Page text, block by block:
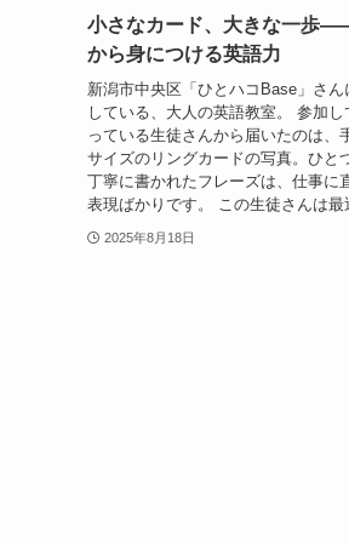
小さなカード、大きな一歩
から身につける英語力
新潟市中央区「ひとハコBase」さん
している、大人の英語教室。 参加し
っている生徒さんから届いたのは、
サイズのリングカードの写真。ひと
丁寧に書かれたフレーズは、仕事に
表現ばかりです。 この生徒さんは最
2025年8月18日